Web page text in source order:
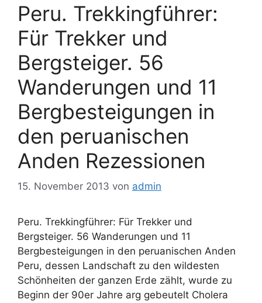
Peru. Trekkingführer:
Für Trekker und
Bergsteiger. 56
Wanderungen und 11
Bergbesteigungen in
den peruanischen
Anden Rezessionen
15. November 2013 von admin
Peru. Trekkingführer: Für Trekker und
Bergsteiger. 56 Wanderungen und 11
Bergbesteigungen in den peruanischen Anden
Peru, dessen Landschaft zu den wildesten
Schönheiten der ganzen Erde zählt, wurde zu
Beginn der 90er Jahre arg gebeutelt Cholera